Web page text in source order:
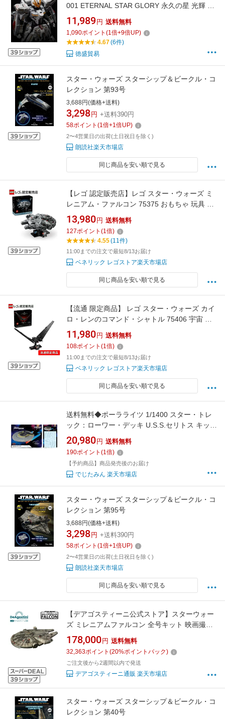
001 ETERNAL STAR GLORY 永久の星 光輝 再
販 特典付き 組立式 プラモデル
11,989 円 送料無料
1,090ポイント (1倍+9倍UP)
4.67(6件)
徳盛貿易
スター・ウォーズ スターシップ＆ビークル・コ
レクション 第93号
3,688円(価格+送料)
3,298 円 +送料390円
58ポイント (1倍+1倍UP)
2〜4営業日の出荷(土日祝日を除く)
朗読社楽天市場店
同じ商品を安い順で見る
【レゴ 認定販売店】レゴ スター・ウォーズ ミ
レニアム・ファルコン 75375 おもちゃ 玩具 誕
生日 プレゼント ブロック LEGO 母の日 父の日
男性 女性
13,980 円 送料無料
127ポイント (1倍)
4.55(11件)
11:00までの注文で最短8/13お届け
ベネリック レゴストア楽天市場店
同じ商品を安い順で見る
【流通 限定商品】 レゴ スター・ウォーズ カイ
ロ・レンのコマンド・シャトル 75406 宇宙 お
もちゃ 玩具 誕生日 プレゼント ブロック LEGO
男性 女性
11,980 円 送料無料
108ポイント (1倍)
11:00までの注文で最短8/13お届け
ベネリック レゴストア楽天市場店
同じ商品を安い順で見る
送料無料◆ポーラライツ 1/1400 スター・トレ
ック：ローワー・デッキ U.S.S.セリトス キット
本体 ＋ 専用アズテックデカール セット商品
【未定予約】
20,980 円 送料無料
190ポイント (1倍)
【予約商品】商品発売後のお届け
でじたみん 楽天市場店
スター・ウォーズ スターシップ＆ビークル・コ
レクション 第95号
3,688円(価格+送料)
3,298 円 +送料390円
58ポイント (1倍+1倍UP)
2〜4営業日の出荷(土日祝日を除く)
朗読社楽天市場店
同じ商品を安い順で見る
【デアゴスティーニ公式ストア】スターウォー
ズ ミレニアムファルコン 全号キット 映画撮影
用模型 大人 乗り物 映画 おしゃれ インテリア
模型 プラモデル 誕生日 プレゼント ギフト 贈り
物【組立て商品】
178,000 円 送料無料
32,363ポイント (20%ポイントバック)
ご注文後から2週間以内で発送
デアゴスティーニ通販 楽天市場店
スター・ウォーズ スターシップ＆ビークル・コ
レクション 第40号